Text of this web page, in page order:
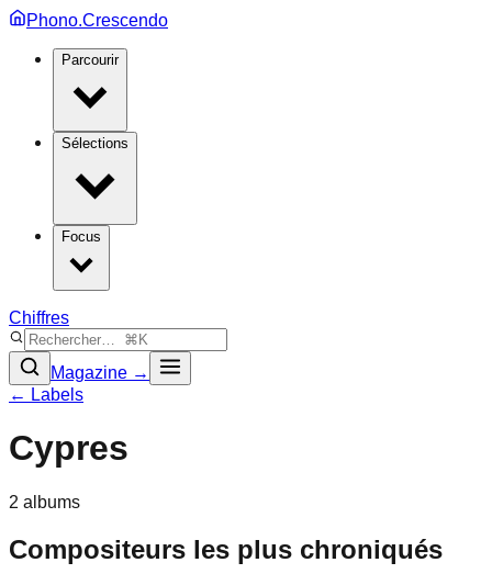
Phono.Crescendo
Parcourir
Sélections
Focus
Chiffres
Magazine →
← Labels
Cypres
2 albums
Compositeurs les plus chroniqués